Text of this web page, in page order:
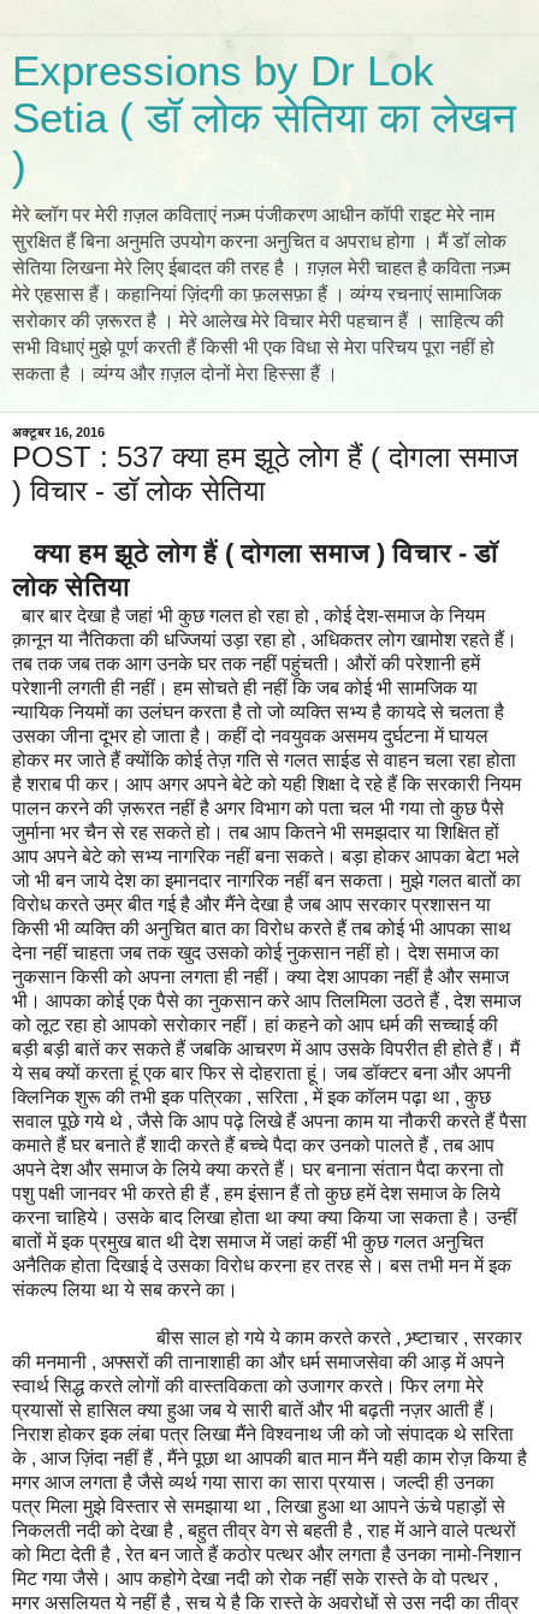
Expressions by Dr Lok
Setia ( डॉ लोक सेतिया का लेखन
)
मेरे ब्लॉग पर मेरी ग़ज़ल कविताएं नज़्म पंजीकरण आधीन कॉपी राइट मेरे नाम
सुरक्षित हैं बिना अनुमति उपयोग करना अनुचित व अपराध होगा । मैं डॉ लोक
सेतिया लिखना मेरे लिए ईबादत की तरह है । ग़ज़ल मेरी चाहत है कविता नज़्म
मेरे एहसास हैं। कहानियां ज़िंदगी का फ़लसफ़ा हैं । व्यंग्य रचनाएं सामाजिक
सरोकार की ज़रूरत है । मेरे आलेख मेरे विचार मेरी पहचान हैं । साहित्य की
सभी विधाएं मुझे पूर्ण करती हैं किसी भी एक विधा से मेरा परिचय पूरा नहीं हो
सकता है । व्यंग्य और ग़ज़ल दोनों मेरा हिस्सा हैं ।
अक्टूबर 16, 2016
POST : 537 क्या हम झूठे लोग हैं ( दोगला समाज
) विचार - डॉ लोक सेतिया
क्या हम झूठे लोग हैं ( दोगला समाज ) विचार - डॉ
लोक सेतिया
बार बार देखा है जहां भी कुछ गलत हो रहा हो , कोई देश-समाज के नियम
क़ानून या नैतिकता की धज्जियां उड़ा रहा हो , अधिकतर लोग खामोश रहते हैं।
तब तक जब तक आग उनके घर तक नहीं पहुंचती। औरों की परेशानी हमें
परेशानी लगती ही नहीं। हम सोचते ही नहीं कि जब कोई भी सामजिक या
न्यायिक नियमों का उलंघन करता है तो जो व्यक्ति सभ्य है कायदे से चलता है
उसका जीना दूभर हो जाता है। कहीं दो नवयुवक असमय दुर्घटना में घायल
होकर मर जाते हैं क्योंकि कोई तेज़ गति से गलत साईड से वाहन चला रहा होता
है शराब पी कर। आप अगर अपने बेटे को यही शिक्षा दे रहे हैं कि सरकारी नियम
पालन करने की ज़रूरत नहीं है अगर विभाग को पता चल भी गया तो कुछ पैसे
जुर्माना भर चैन से रह सकते हो। तब आप कितने भी समझदार या शिक्षित हों
आप अपने बेटे को सभ्य नागरिक नहीं बना सकते। बड़ा होकर आपका बेटा भले
जो भी बन जाये देश का इमानदार नागरिक नहीं बन सकता। मुझे गलत बातों का
विरोध करते उम्र बीत गई है और मैंने देखा है जब आप सरकार प्रशासन या
किसी भी व्यक्ति की अनुचित बात का विरोध करते हैं तब कोई भी आपका साथ
देना नहीं चाहता जब तक खुद उसको कोई नुकसान नहीं हो। देश समाज का
नुकसान किसी को अपना लगता ही नहीं। क्या देश आपका नहीं है और समाज
भी। आपका कोई एक पैसे का नुकसान करे आप तिलमिला उठते हैं , देश समाज
को लूट रहा हो आपको सरोकार नहीं। हां कहने को आप धर्म की सच्चाई की
बड़ी बड़ी बातें कर सकते हैं जबकि आचरण में आप उसके विपरीत ही होते हैं। मैं
ये सब क्यों करता हूं एक बार फिर से दोहराता हूं। जब डॉक्टर बना और अपनी
क्लिनिक शुरू की तभी इक पत्रिका , सरिता , में इक कॉलम पढ़ा था , कुछ
सवाल पूछे गये थे , जैसे कि आप पढ़े लिखे हैं अपना काम या नौकरी करते हैं पैसा
कमाते हैं घर बनाते हैं शादी करते हैं बच्चे पैदा कर उनको पालते हैं , तब आप
अपने देश और समाज के लिये क्या करते हैं। घर बनाना संतान पैदा करना तो
पशु पक्षी जानवर भी करते ही हैं , हम इंसान हैं तो कुछ हमें देश समाज के लिये
करना चाहिये। उसके बाद लिखा होता था क्या क्या किया जा सकता है। उन्हीं
बातों में इक प्रमुख बात थी देश समाज में जहां कहीं भी कुछ गलत अनुचित
अनैतिक होता दिखाई दे उसका विरोध करना हर तरह से। बस तभी मन में इक
संकल्प लिया था ये सब करने का।
बीस साल हो गये ये काम करते करते , भ्र्ष्टाचार , सरकार
की मनमानी , अफ्सरों की तानाशाही का और धर्म समाजसेवा की आड़ में अपने
स्वार्थ सिद्ध करते लोगों की वास्तविकता को उजागर करते। फिर लगा मेरे
प्रयासों से हासिल क्या हुआ जब ये सारी बातें और भी बढ़ती नज़र आती हैं।
निराश होकर इक लंबा पत्र लिखा मैंने विश्वनाथ जी को जो संपादक थे सरिता
के , आज ज़िंदा नहीं हैं , मैंने पूछा था आपकी बात मान मैंने यही काम रोज़ किया है
मगर आज लगता है जैसे व्यर्थ गया सारा का सारा प्रयास। जल्दी ही उनका
पत्र मिला मुझे विस्तार से समझाया था , लिखा हुआ था आपने ऊंचे पहाड़ों से
निकलती नदी को देखा है , बहुत तीव्र वेग से बहती है , राह में आने वाले पत्थरों
को मिटा देती है , रेत बन जाते हैं कठोर पत्थर और लगता है उनका नामो-निशान
मिट गया जैसे। आप कहोगे देखा नदी को रोक नहीं सके रास्ते के वो पत्थर ,
मगर असलियत ये नहीं है , सच ये है कि रास्ते के अवरोधों से उस नदी का तीव्र